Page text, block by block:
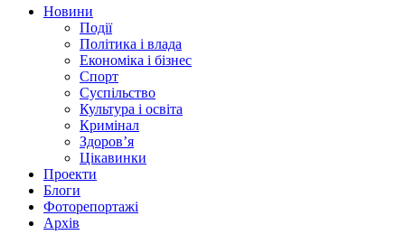
Новини
Події
Політика і влада
Економіка і бізнес
Спорт
Суспільство
Культура і освіта
Кримінал
Здоров’я
Цікавинки
Проекти
Блоги
Фоторепортажі
Архів